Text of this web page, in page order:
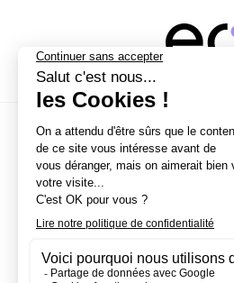
NOS CAMPUS
Nantes
Aix-en-Provence
Strasbourg